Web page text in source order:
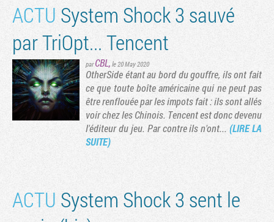
ACTU System Shock 3 sauvé
par TriOpt... Tencent
parCBL, le 20 May 2020
OtherSide étant au bord du gouffre, ils ont fait
ce que toute boîte américaine qui ne peut pas
être renflouée par les impots fait : ils sont allés
voir chez les Chinois. Tencent est donc devenu
l'éditeur du jeu. Par contre ils n'ont...(LIRE LA
SUITE)
ACTU System Shock 3 sent le
Tribune